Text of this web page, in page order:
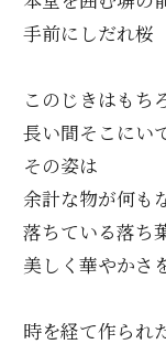
手前にしだれ桜
このじきはもち
長い間そこにい
その姿は
余計な物が何も
落ちている落ち
美しく華やかさ
時を経て作られ